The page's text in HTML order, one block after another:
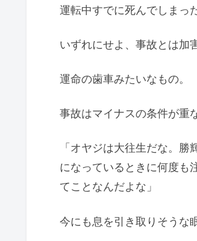
運転中すでに死んでしまっ
いずれにせよ、事故とは加
運命の歯車みたいなもの。
事故はマイナスの条件が重
「オヤジは大往生だな。
になっているときに何度も
てことなんだよな」
今にも息を引き取りそうな